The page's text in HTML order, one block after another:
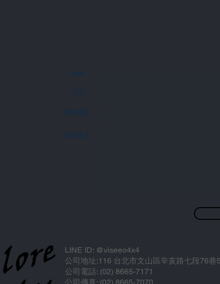
Email: *
名字: *
聯絡電話
訊息留言
LINE ID: @viseeo4x4
公司地址:116 台北市文山區辛亥路七段76巷
公司電話: (02) 8665-7171